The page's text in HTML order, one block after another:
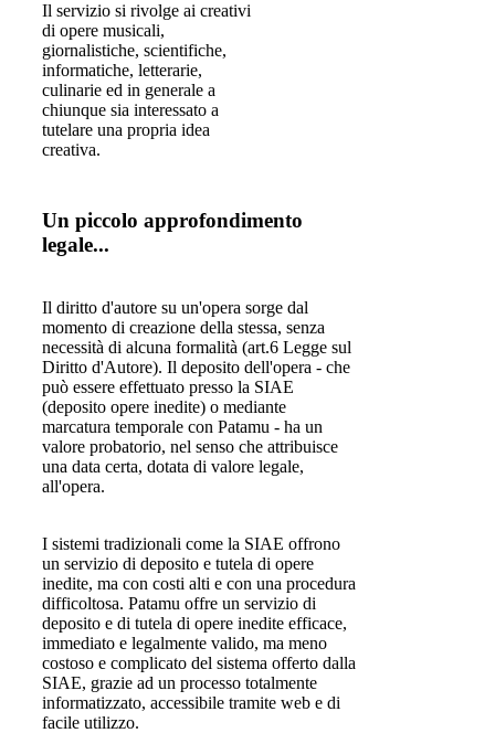
Il servizio si rivolge ai creativi
di opere musicali,
giornalistiche, scientifiche,
informatiche, letterarie,
culinarie ed in generale a
chiunque sia interessato a
tutelare una propria idea
creativa.
Un piccolo approfondimento
legale...
Il diritto d'autore su un'opera sorge dal
momento di creazione della stessa, senza
necessità di alcuna formalità (art.6 Legge sul
Diritto d'Autore). Il deposito dell'opera - che
può essere effettuato presso la SIAE
(deposito opere inedite) o mediante
marcatura temporale con Patamu - ha un
valore probatorio, nel senso che attribuisce
una data certa, dotata di valore legale,
all'opera.
I sistemi tradizionali come la SIAE offrono
un servizio di deposito e tutela di opere
inedite, ma con costi alti e con una procedura
difficoltosa. Patamu offre un servizio di
deposito e di tutela di opere inedite efficace,
immediato e legalmente valido, ma meno
costoso e complicato del sistema offerto dalla
SIAE, grazie ad un processo totalmente
informatizzato, accessibile tramite web e di
facile utilizzo.